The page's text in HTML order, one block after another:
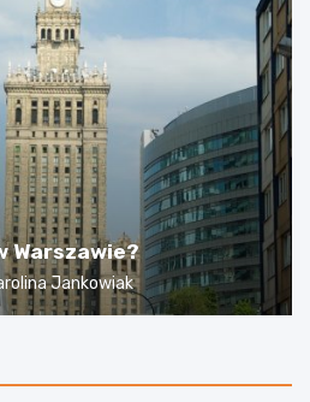
– co warto wiedzieć?
Karolina Jankowiak